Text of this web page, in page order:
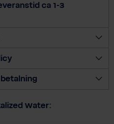
ca 1-3
Water: